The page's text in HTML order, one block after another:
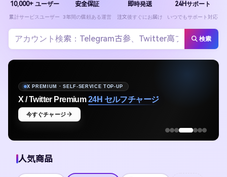
10,000+ ユーザー
累計サービスユーザー
安全保証
3年間の信頼ある運営
即時発送
注文後すぐにお届け
24Hサポート
いつでもサポート対応
検索
X PREMIUM · SELF-SERVICE TOP-UP
X / Twitter Premium24H セルフチャージ
今すぐチャージ
人気商品